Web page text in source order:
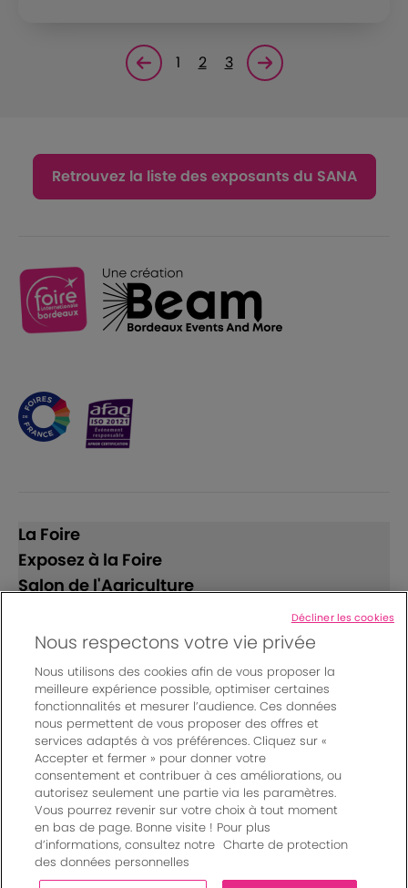
Page précédente
1 2 3 Page suivante<
Retrouvez la liste des exposants du SANA
La Foire
Exposez à la Foire
Salon de l'Agriculture
Suivez-nous
© Bordeaux Events And More | Rue Jean Samazeuilh - CS
20088 - 33070 Bordeaux cedex - France
Mentions légales|
Règlement général des manifestations
Un événement organisé par Bordeaux Events And More
Charte de protection des données personnelles
Nous respectons votre vie privée
Nous utilisons des cookies afin de vous proposer la
meilleure expérience possible, optimiser certaines
fonctionnalités et mesurer l’audience. Ces données
nous permettent de vous proposer des offres et
services adaptés à vos préférences. Cliquez sur «
Accepter et fermer » pour donner votre
consentement et contribuer à ces améliorations, ou
autorisez seulement une partie via les paramètres.
Vous pourrez revenir sur votre choix à tout moment
en bas de page. Bonne visite ! Pour plus
d’informations, consultez notre Charte de protection
des données personnelles
Décliner les cookies